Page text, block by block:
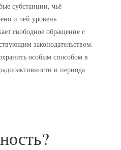
субстанции, чьё
и чей уровень
свободное обращение с
законодательством.
особым способом в
и периода